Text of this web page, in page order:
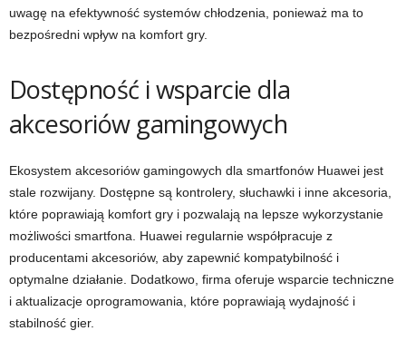
uwagę na efektywność systemów chłodzenia, ponieważ ma to
bezpośredni wpływ na komfort gry.
Dostępność i wsparcie dla
akcesoriów gamingowych
Ekosystem akcesoriów gamingowych dla smartfonów Huawei jest
stale rozwijany. Dostępne są kontrolery, słuchawki i inne akcesoria,
które poprawiają komfort gry i pozwalają na lepsze wykorzystanie
możliwości smartfona. Huawei regularnie współpracuje z
producentami akcesoriów, aby zapewnić kompatybilność i
optymalne działanie. Dodatkowo, firma oferuje wsparcie techniczne
i aktualizacje oprogramowania, które poprawiają wydajność i
stabilność gier.